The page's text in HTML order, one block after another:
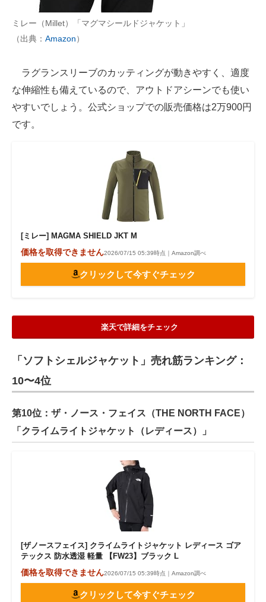
ミレー（Millet）「マグマシールドジャケット」
（出典： Amazon）
ラグランスリーブのカッティングが動きやすく、適度
な伸縮性も備えているので、アウトドアシーンでも使い
やすいでしょう。公式ショップでの販売価格は2万900円
です。
[ミレー] MAGMA SHIELD JKT M
価格を取得できません2026/07/15 05:39時点｜Amazon調べ
クリックして今すぐチェック
楽天で詳細をチェック
「ソフトシェルジャケット」売れ筋ランキング：
10〜4位
第10位：ザ・ノース・フェイス（THE NORTH FACE）
「クライムライトジャケット（レディース）」
[ザノースフェイス] クライムライトジャケット レディース ゴア
テックス 防水透湿 軽量 【FW23】ブラック L
価格を取得できません2026/07/15 05:39時点｜Amazon調べ
クリックして今すぐチェック